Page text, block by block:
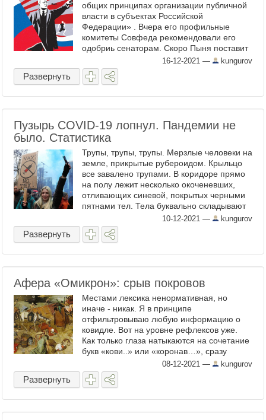
общих принципах организации публичной
власти в субъектах Российской
Федерации» . Вчера его профильные
комитеты Совфеда рекомендовали его
одобриь сенаторам. Скоро Пыня поставит
свой автограф – и добро пожаловать в
новую реальность. Вообще-то ...
16-12-2021 — kungurov
Развернуть
Пузырь COVID-19 лопнул. Пандемии не
было. Статистика
Трупы, трупы, трупы. Мерзлые человеки на
земле, прикрытые рубероидом. Крыльцо
все завалено трупами. В коридоре прямо
на полу лежит несколько окоченевших,
отливающих синевой, покрытых черными
пятнами тел. Тела буквально складывают
штабелями. Тошнотворный запах
разложения пропитал все ...
10-12-2021 — kungurov
Развернуть
Афера «Омикрон»: срыв покровов
Местами лексика ненормативная, но
иначе - никак. Я в принципе
отфильтровываю любую информацию о
ковидле. Вот на уровне рефлексов уже.
Как только глаза натыкаются на сочетание
букв «кови..» или «коронав…», сразу
перематываю. Информационные помои –
это, знаете ли, не мое. О том, что ...
08-12-2021 — kungurov
Развернуть